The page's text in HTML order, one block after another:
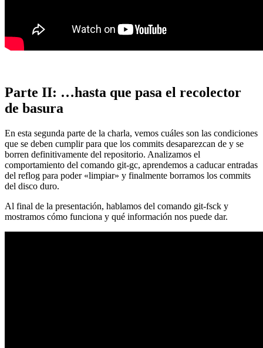
Parte II: …hasta que pasa el recolector
de basura
En esta segunda parte de la charla, vemos cuáles son las condiciones
que se deben cumplir para que los commits desaparezcan de y se
borren definitivamente del repositorio. Analizamos el
comportamiento del comando git-gc, aprendemos a caducar entradas
del reflog para poder «limpiar» y finalmente borramos los commits
del disco duro.
Al final de la presentación, hablamos del comando git-fsck y
mostramos cómo funciona y qué información nos puede dar.